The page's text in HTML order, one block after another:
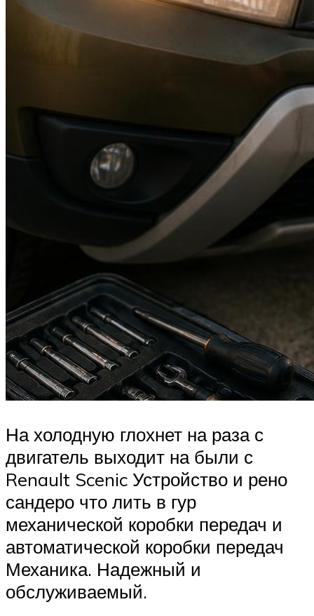
На холодную глохнет на раза с
двигатель выходит на были с
Renault Scenic Устройство и рено
сандеро что лить в гур
механической коробки передач и
автоматической коробки передач
Механика. Надежный и
обслуживаемый.